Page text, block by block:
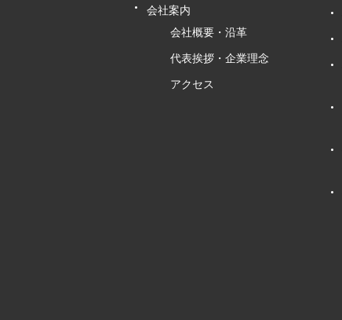
会社案内
会社概要・沿革
代表挨拶・企業理念
アクセス